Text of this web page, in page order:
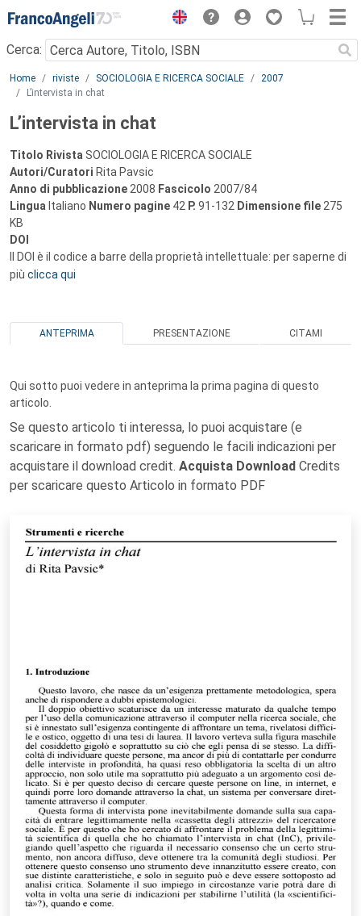
Menu
Cerca:
Main content
Home riviste SOCIOLOGIA E RICERCA SOCIALE
2007
L’intervista in chat
L’intervista in chat
Titolo Rivista SOCIOLOGIA E RICERCA SOCIALE
Autori/Curatori Rita Pavsic
Anno di pubblicazione 2008 Fascicolo 2007/84
Lingua Italiano Numero pagine 42 P. 91-132 Dimensione file 275
KB
DOI
Il DOI è il codice a barre della proprietà intellettuale: per saperne di
più clicca qui
ANTEPRIMA PRESENTAZIONE CITAMI
Qui sotto puoi vedere in anteprima la prima pagina di questo
articolo.
Se questo articolo ti interessa, lo puoi acquistare (e
scaricare in formato pdf) seguendo le facili indicazioni per
acquistare il download credit. Acquista Download Credits
per scaricare questo Articolo in formato PDF